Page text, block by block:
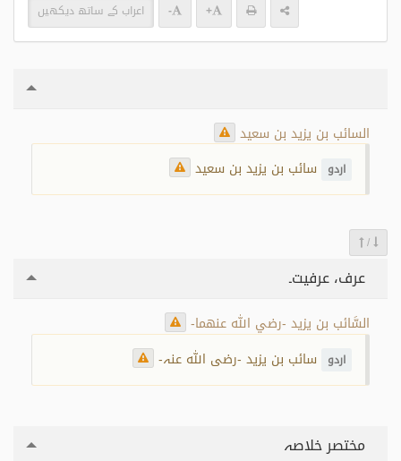
+
- اعراب کے ساتھ دیکھیں
السائب بن يزيد بن سعيد
اردو سائب بن یزید بن سعید
/
عرف، عرفیت۔
السَّائب بن يزيد -رضي الله عنهما-
اردو سائب بن یزید -رضی اللہ عنہ-
مختصر خلاصہ